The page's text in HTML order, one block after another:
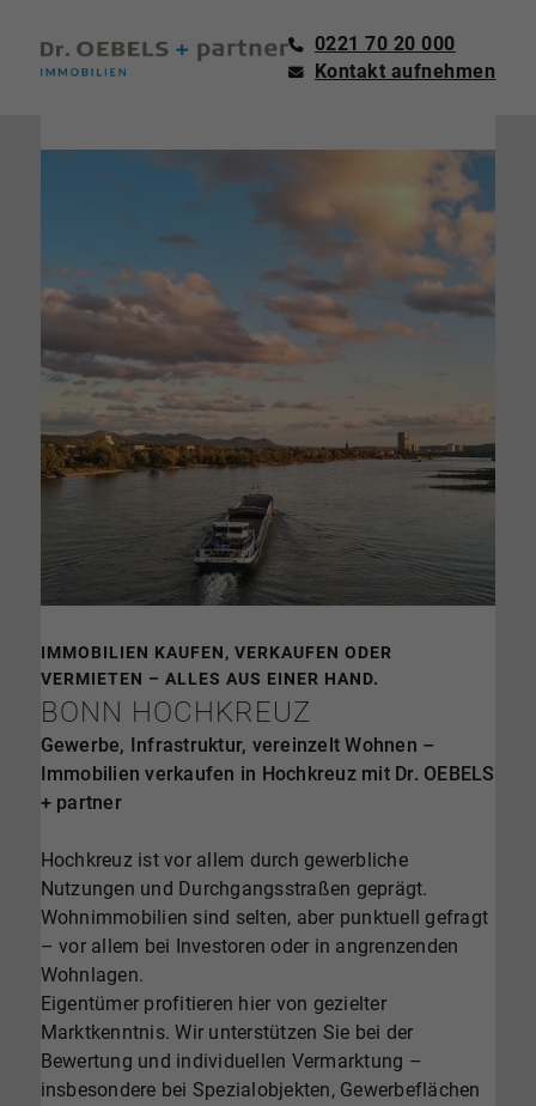
0221 70 20 000
Kontakt aufnehmen
IMMOBILIEN KAUFEN, VERKAUFEN ODER
VERMIETEN – ALLES AUS EINER HAND.
BONN HOCHKREUZ
Gewerbe, Infrastruktur, vereinzelt Wohnen –
Immobilien verkaufen in Hochkreuz mit Dr. OEBELS
+ partner
Hochkreuz ist vor allem durch gewerbliche
Nutzungen und Durchgangsstraßen geprägt.
Wohnimmobilien sind selten, aber punktuell gefragt
– vor allem bei Investoren oder in angrenzenden
Wohnlagen.
Eigentümer profitieren hier von gezielter
Marktkenntnis. Wir unterstützen Sie bei der
Bewertung und individuellen Vermarktung –
insbesondere bei Spezialobjekten, Gewerbeflächen